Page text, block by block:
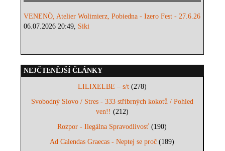
VENENÖ, Atelier Wolimierz, Pobiedna - Izero Fest - 27.6.26
06.07.2026 20:49, Siki
NEJČTENĚJŠÍ ČLÁNKY
LILIXELBE – s/t(278)
Svobodný Slovo / Stres - 333 stříbrných kokotů / Pohled
ven!! (212)
Rozpor - Ilegálna Spravodlivosť (190)
Ad Calendas Graecas - Neptej se proč (189)